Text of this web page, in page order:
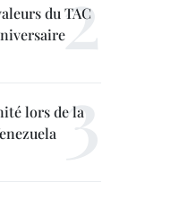
du TAC
lors de la